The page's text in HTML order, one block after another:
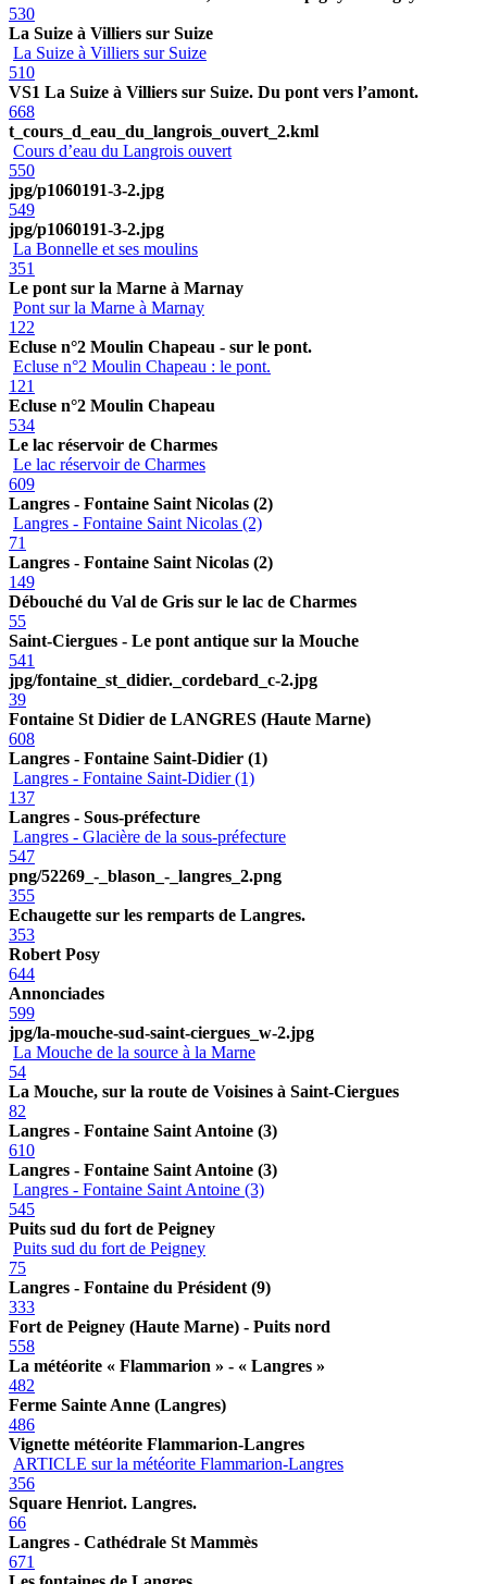
530
La Suize à Villiers sur Suize
La Suize à Villiers sur Suize
510
VS1 La Suize à Villiers sur Suize. Du pont vers l’amont.
668
t_cours_d_eau_du_langrois_ouvert_2.kml
Cours d’eau du Langrois ouvert
550
jpg/p1060191-3-2.jpg
549
jpg/p1060191-3-2.jpg
La Bonnelle et ses moulins
351
Le pont sur la Marne à Marnay
Pont sur la Marne à Marnay
122
Ecluse n°2 Moulin Chapeau - sur le pont.
Ecluse n°2 Moulin Chapeau : le pont.
121
Ecluse n°2 Moulin Chapeau
534
Le lac réservoir de Charmes
Le lac réservoir de Charmes
609
Langres - Fontaine Saint Nicolas (2)
Langres - Fontaine Saint Nicolas (2)
71
Langres - Fontaine Saint Nicolas (2)
149
Débouché du Val de Gris sur le lac de Charmes
55
Saint-Ciergues - Le pont antique sur la Mouche
541
jpg/fontaine_st_didier._cordebard_c-2.jpg
39
Fontaine St Didier de LANGRES (Haute Marne)
608
Langres - Fontaine Saint-Didier (1)
Langres - Fontaine Saint-Didier (1)
137
Langres - Sous-préfecture
Langres - Glacière de la sous-préfecture
547
png/52269_-_blason_-_langres_2.png
355
Echaugette sur les remparts de Langres.
353
Robert Posy
644
Annonciades
599
jpg/la-mouche-sud-saint-ciergues_w-2.jpg
La Mouche de la source à la Marne
54
La Mouche, sur la route de Voisines à Saint-Ciergues
82
Langres - Fontaine Saint Antoine (3)
610
Langres - Fontaine Saint Antoine (3)
Langres - Fontaine Saint Antoine (3)
545
Puits sud du fort de Peigney
Puits sud du fort de Peigney
75
Langres - Fontaine du Président (9)
333
Fort de Peigney (Haute Marne) - Puits nord
558
La météorite « Flammarion » - « Langres »
482
Ferme Sainte Anne (Langres)
486
Vignette météorite Flammarion-Langres
ARTICLE sur la météorite Flammarion-Langres
356
Square Henriot. Langres.
66
Langres - Cathédrale St Mammès
671